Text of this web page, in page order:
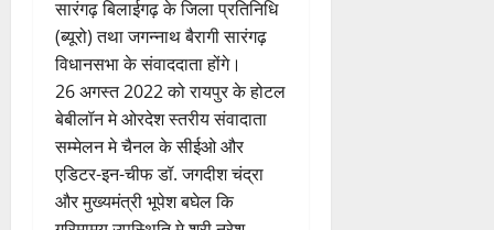
(ब्यूरो) तथा जगन्नाथ बैरागी सारंगढ़
विधानसभा के संवाददाता होंगे।
26 अगस्त 2022 को रायपुर के होटल
बेबीलॉन मे ओरदेश स्तरीय संवादाता
सम्मेलन मे चैनल के सीईओ और
एडिटर-इन-चीफ डॉ. जगदीश चंद्रा
और मुख्यमंत्री भूपेश बघेल कि
गरिमामय उपस्थिति मे श्री नरेश